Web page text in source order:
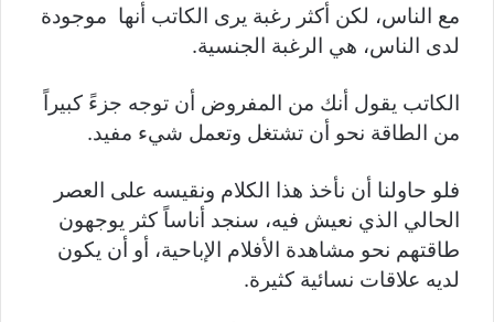
مع الناس، لكن أكثر رغبة يرى الكاتب أنها موجودة
لدى الناس، هي الرغبة الجنسية.
الكاتب يقول أنك من المفروض أن توجه جزءً كبيراً
من الطاقة نحو أن تشتغل وتعمل شيء مفيد.
فلو حاولنا أن نأخذ هذا الكلام ونقيسه على العصر
الحالي الذي نعيش فيه، سنجد أناساً كثر يوجهون
طاقتهم نحو مشاهدة الأفلام الإباحية، أو أن يكون
لديه علاقات نسائية كثيرة.